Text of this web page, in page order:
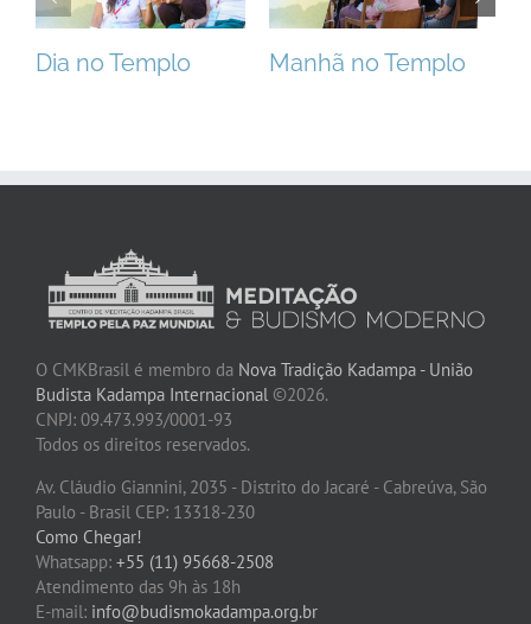
Dia no Templo Manhã no Templo
O CMKBrasil é membro da Nova Tradição Kadampa - União
Budista Kadampa Internacional ©2026.
CNPJ: 09.473.993/0001-93
Todos os direitos reservados.
Av. Cláudio Giannini, 2035 - Distrito do Jacaré - Cabreúva, São
Paulo - Brasil CEP: 13318-230
Como Chegar!
Whatsapp: +55 (11) 95668-2508
Atendimento das 9h às 18h
E-mail: info@budismokadampa.org.br